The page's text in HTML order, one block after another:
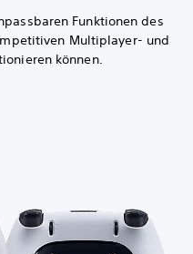
Funktionen des
Multiplayer- und
können.